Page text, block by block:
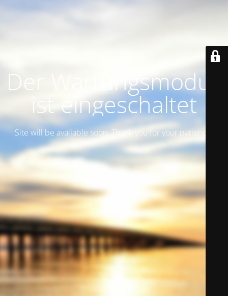
Der Wartungsmodus
ist eingeschaltet
Site will be available soon. Thank you for your patience!